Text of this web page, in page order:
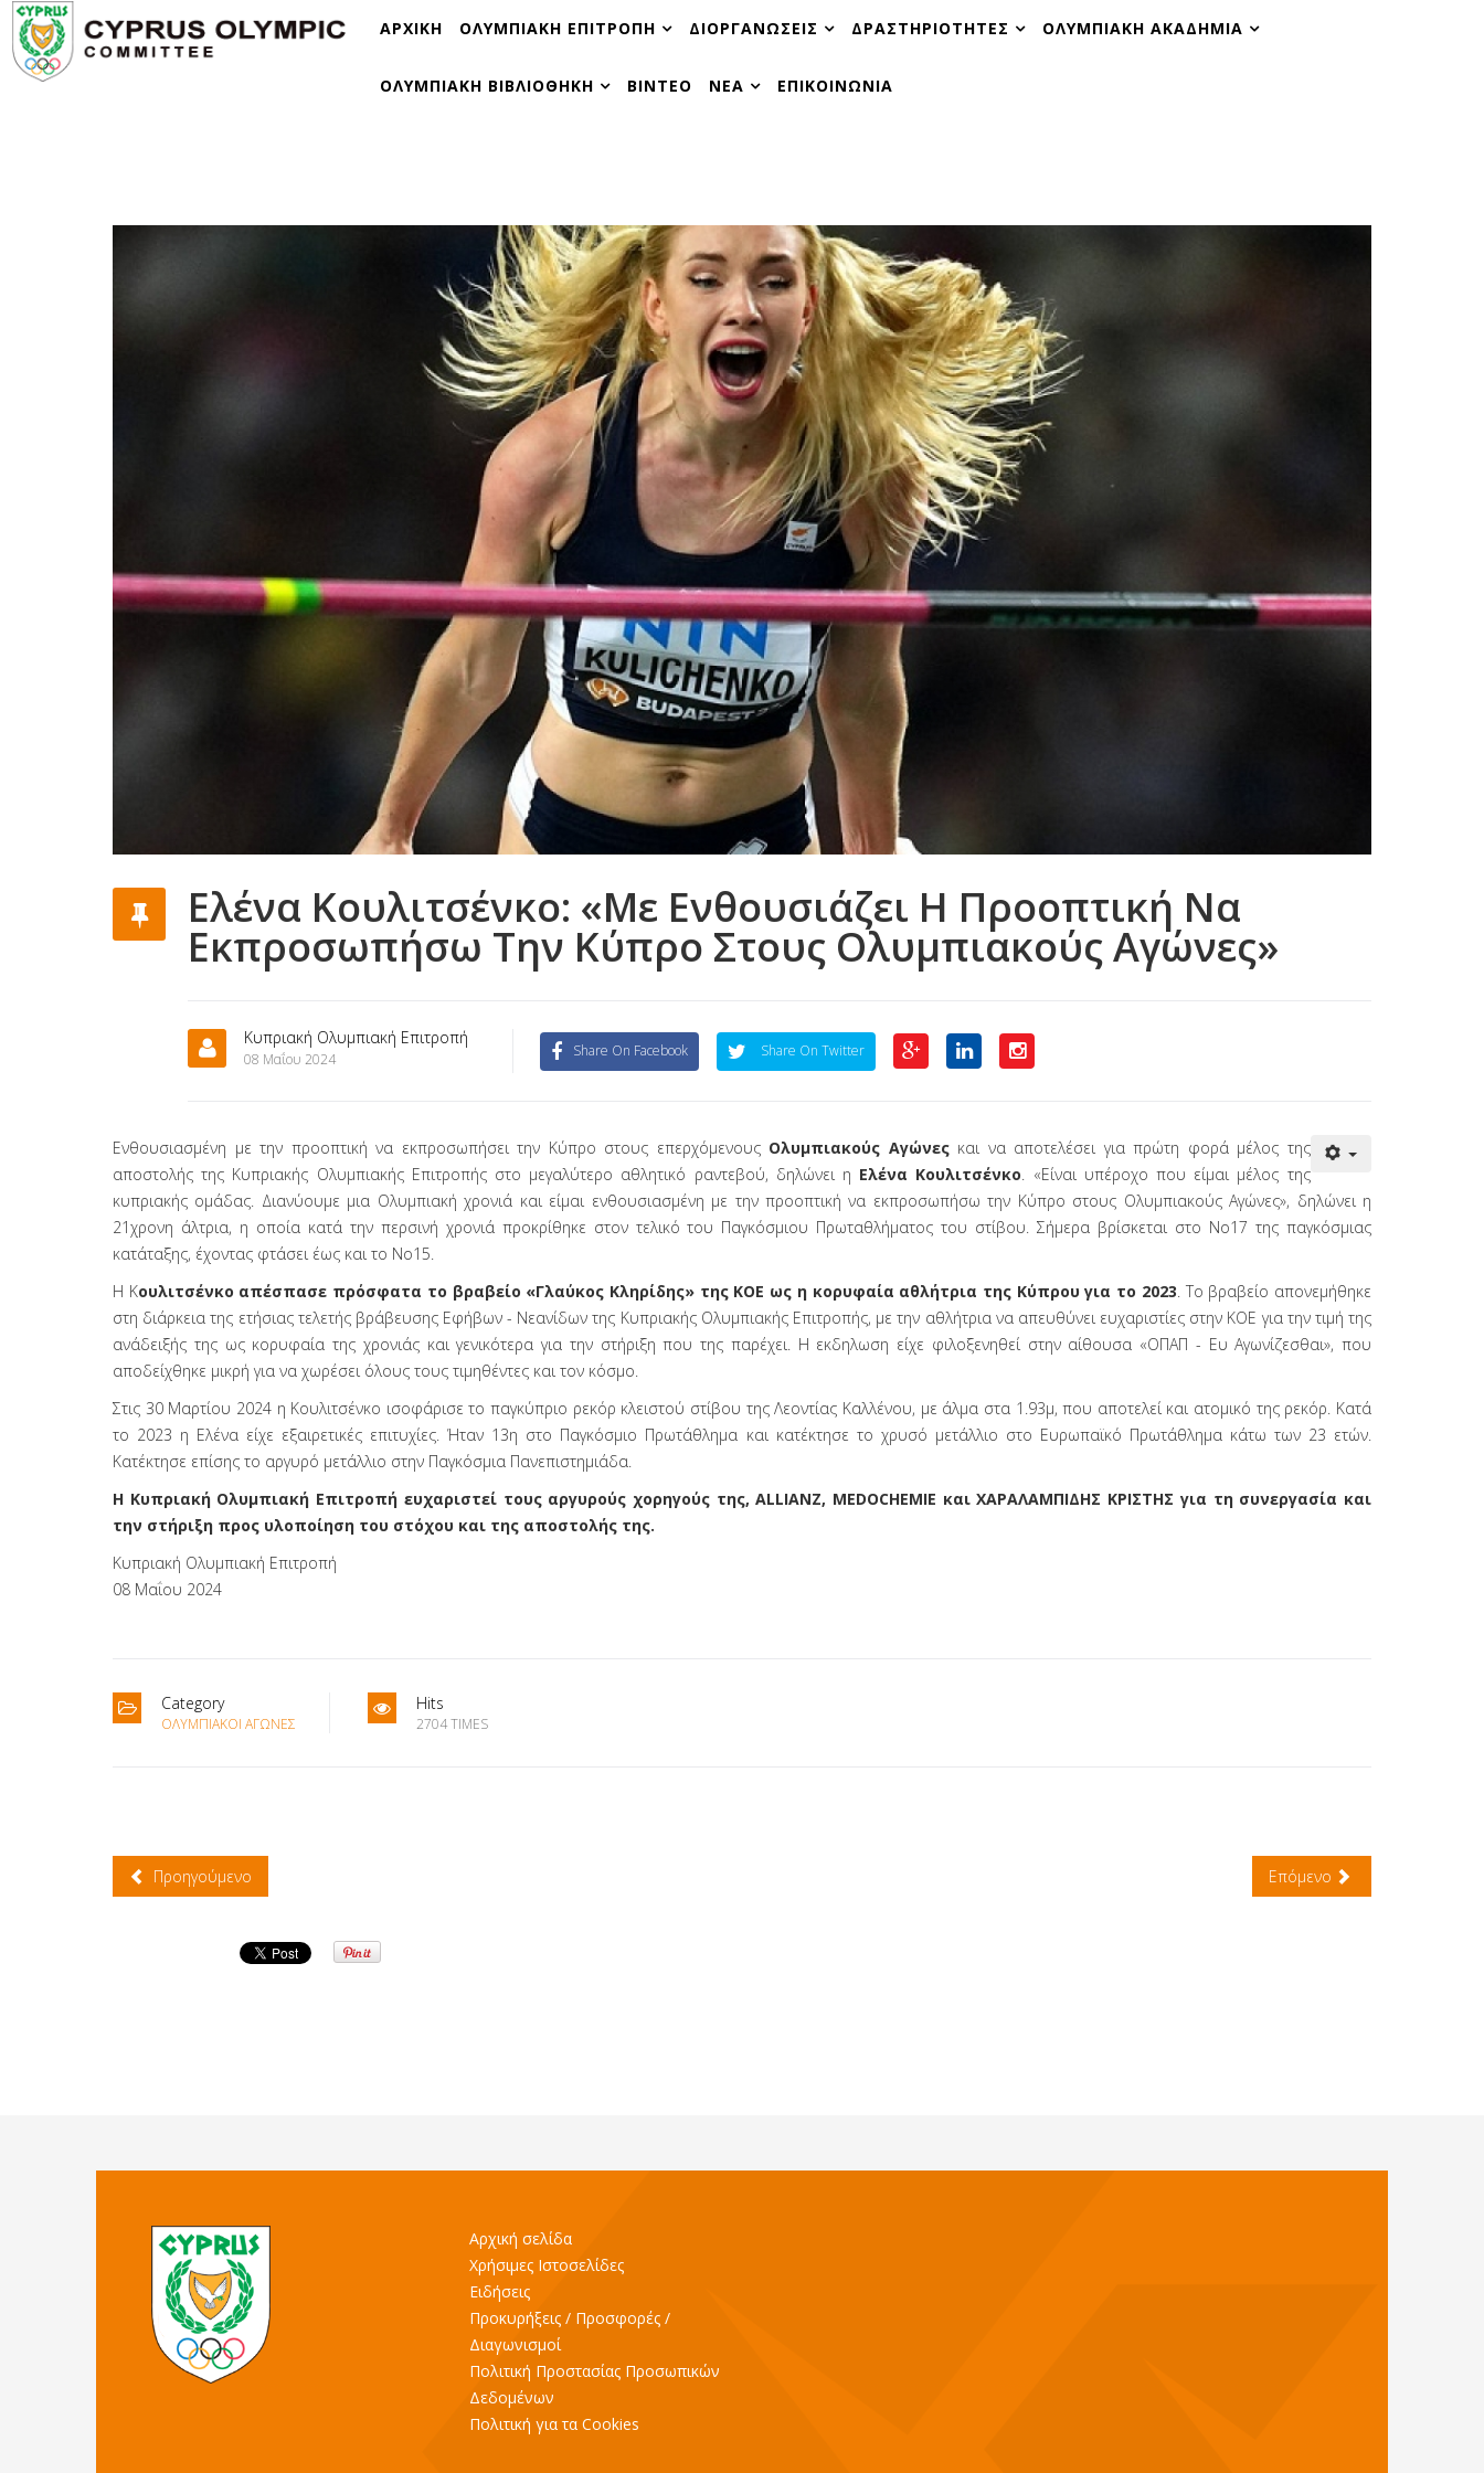
ΑΡΧΙΚΗ ΟΛΥΜΠΙΑΚΗ ΕΠΙΤΡΟΠΗ ΔΙΟΡΓΑΝΩΣΕΙΣ ΔΡΑΣΤΗΡΙΟΤΗΤΕΣ ΟΛΥΜΠΙΑΚΗ ΑΚΑΔΗΜΙΑ
ΟΛΥΜΠΙΑΚΗ ΒΙΒΛΙΟΘΗΚΗ ΒΙΝΤΕΟ ΝΕΑ ΕΠΙΚΟΙΝΩΝΙΑ
Ελένα Κουλιτσένκο: «Με Ενθουσιάζει Η Προοπτική Να
Εκπροσωπήσω Την Κύπρο Στους Ολυμπιακούς Αγώνες»
Κυπριακή Ολυμπιακή Επιτροπή
08 Μαΐου 2024 Share On Facebook Share On Twitter
Ενθουσιασμένη με την προοπτική να εκπροσωπήσει την Κύπρο στους επερχόμενους Ολυμπιακούς Αγώνεςκαι να αποτελέσει για πρώτη φορά μέλος της
αποστολής της Κυπριακής Ολυμπιακής Επιτροπής στο μεγαλύτερο αθλητικό ραντεβού, δηλώνει η Ελένα Κουλιτσένκο. «Είναι υπέροχο που είμαι μέλος της
κυπριακής ομάδας. Διανύουμε μια Ολυμπιακή χρονιά και είμαι ενθουσιασμένη με την προοπτική να εκπροσωπήσω την Κύπρο στους Ολυμπιακούς Αγώνες», δηλώνει η
21χρονη άλτρια, η οποία κατά την περσινή χρονιά προκρίθηκε στον τελικό του Παγκόσμιου Πρωταθλήματος του στίβου. Σήμερα βρίσκεται στο Νο17 της παγκόσμιας
κατάταξης, έχοντας φτάσει έως και το Νο15.
Η Κουλιτσένκο απέσπασε πρόσφατα το βραβείο «Γλαύκος Κληρίδης» της ΚΟΕ ως η κορυφαία αθλήτρια της Κύπρου για το 2023. Το βραβείο απονεμήθηκε
στη διάρκεια της ετήσιας τελετής βράβευσης Εφήβων - Νεανίδων της Κυπριακής Ολυμπιακής Επιτροπής, με την αθλήτρια να απευθύνει ευχαριστίες στην ΚΟΕ για την τιμή της
ανάδειξής της ως κορυφαία της χρονιάς και γενικότερα για την στήριξη που της παρέχει. Η εκδηλωση είχε φιλοξενηθεί στην αίθουσα «ΟΠΑΠ - Ευ Αγωνίζεσθαι», που
αποδείχθηκε μικρή για να χωρέσει όλους τους τιμηθέντες και τον κόσμο.
Στις 30 Μαρτίου 2024 η Κουλιτσένκο ισοφάρισε το παγκύπριο ρεκόρ κλειστού στίβου της Λεοντίας Καλλένου, με άλμα στα 1.93μ, που αποτελεί και ατομικό της ρεκόρ. Κατά
το 2023 η Ελένα είχε εξαιρετικές επιτυχίες. Ήταν 13η στο Παγκόσμιο Πρωτάθλημα και κατέκτησε το χρυσό μετάλλιο στο Ευρωπαϊκό Πρωτάθλημα κάτω των 23 ετών.
Κατέκτησε επίσης το αργυρό μετάλλιο στην Παγκόσμια Πανεπιστημιάδα.
Η Κυπριακή Ολυμπιακή Επιτροπή ευχαριστεί τους αργυρούς χορηγούς της, ALLIANZ, MEDOCHEMIE και ΧΑΡΑΛΑΜΠΙΔΗΣ ΚΡΙΣΤΗΣ για τη συνεργασία και
την στήριξη προς υλοποίηση του στόχου και της αποστολής της.
Κυπριακή Ολυμπιακή Επιτροπή
08 Μαΐου 2024
Category
ΟΛΥΜΠΙΑΚΟΊ ΑΓΏΝΕΣ
Hits
2704 TIMES
Προηγούμενο Επόμενο
Αρχική σελίδα
Χρήσιμες Ιστοσελίδες
Ειδήσεις
Προκυρήξεις / Προσφορές /
Διαγωνισμοί
Πολιτική Προστασίας Προσωπικών
Δεδομένων
Πολιτική για τα Cookies